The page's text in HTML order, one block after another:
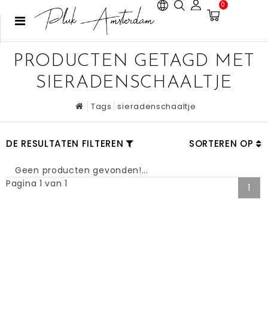
0
PRODUCTEN GETAGD MET
SIERADENSCHAALTJE
Tags sieradenschaaltje
DE RESULTATEN FILTEREN SORTEREN OP
Geen producten gevonden!...
Pagina 1 van 1
1